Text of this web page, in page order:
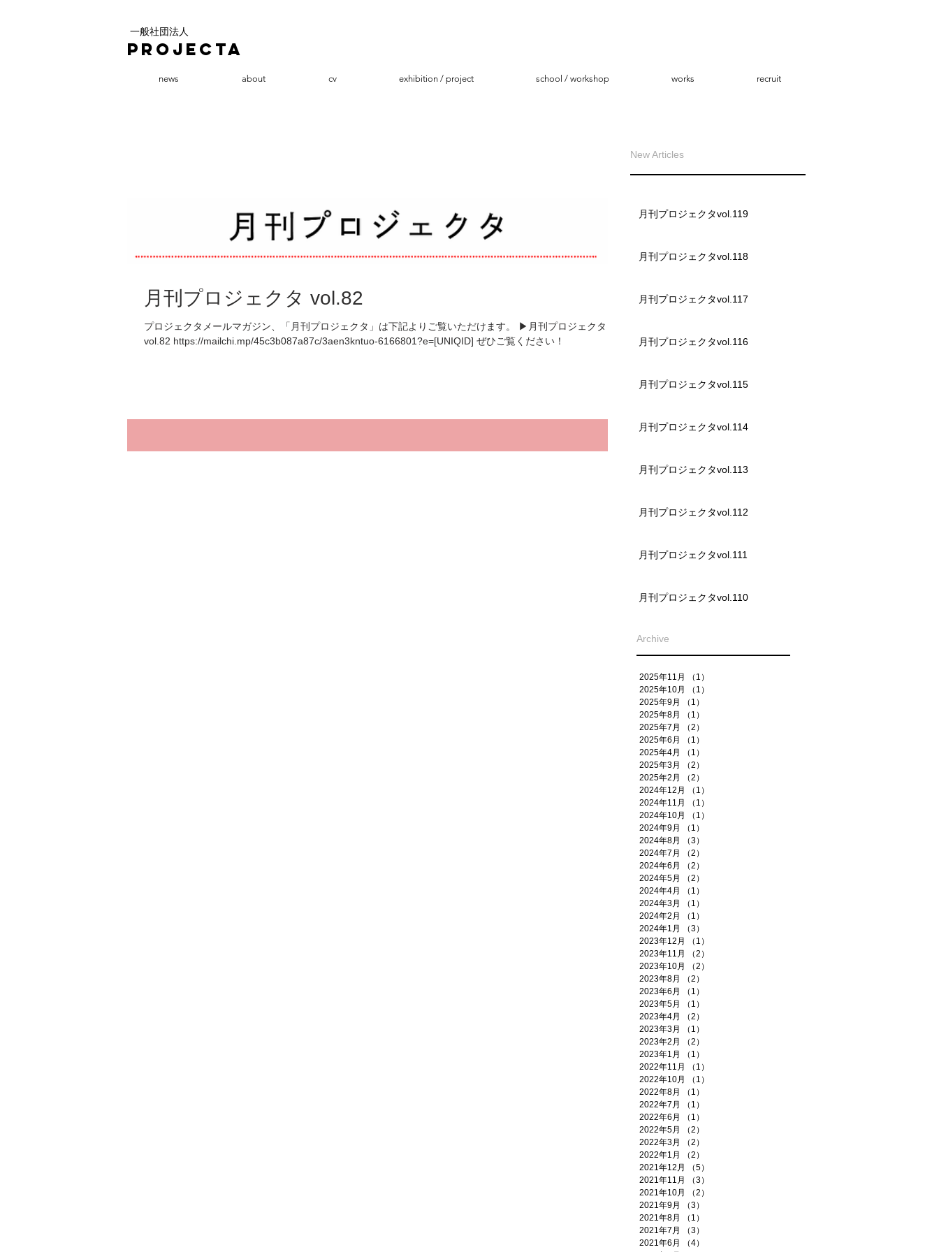
一般社団法人
PROJECTA
news about cv exhibition / project school / workshop works recruit
New Articles
月刊プロジェクタ vol.82
プロジェクタメールマガジン、「月刊プロジェクタ」は下記よりご覧いただけます。 ▶︎月刊プロジェクタ
vol.82 https://mailchi.mp/45c3b087a87c/3aen3kntuo-6166801?e=[UNIQID] ぜひご覧ください！
月刊プロジェクタvol.119
月刊プロジェクタvol.118
月刊プロジェクタvol.117
月刊プロジェクタvol.116
月刊プロジェクタvol.115
月刊プロジェクタvol.114
月刊プロジェクタvol.113
月刊プロジェクタvol.112
月刊プロジェクタvol.111
月刊プロジェクタvol.110
Archive
2025年11月 （1）
2025年10月
（1）
2025年9月
（1）
2025年8月
（1）
2025年7月
（2）
2025年6月
（1）
2025年4月
（1）
2025年3月
（2）
2025年2月
（2）
2024年12月
（1）
2024年11月
（1）
2024年10月
（1）
2024年9月
（1）
2024年8月
（3）
2024年7月
（2）
2024年6月
（2）
2024年5月
（2）
2024年4月
（1）
2024年3月
（1）
2024年2月
（1）
2024年1月
（3）
2023年12月
（1）
2023年11月
（2）
2023年10月
（2）
2023年8月
（2）
2023年6月
（1）
2023年5月
（1）
2023年4月
（2）
2023年3月
（1）
2023年2月
（2）
2023年1月
（1）
2022年11月
（1）
2022年10月
（1）
2022年8月
（1）
2022年7月
（1）
2022年6月
（1）
2022年5月
（2）
2022年3月
（2）
2022年1月
（2）
2021年12月
（5）
2021年11月
（3）
2021年10月
（2）
2021年9月
（3）
2021年8月
（1）
2021年7月
（3）
2021年6月
（4）